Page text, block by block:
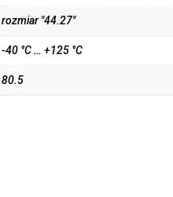
rozmiar "44.27"
-40 °C … +125 °C
80.5